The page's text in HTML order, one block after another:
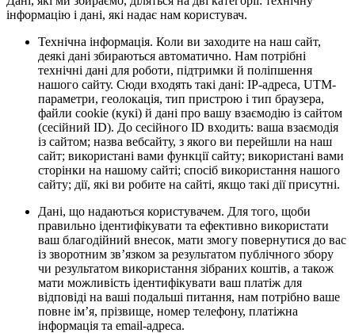
інформацію і дані, які надає нам користувач.
Технічна інформація. Коли ви заходите на наш сайт,
деякі дані збираються автоматично. Нам потрібні
технічні дані для роботи, підтримки й поліпшення
нашого сайту. Сюди входять такі дані: IP-адреса, UTM-
параметри, геолокація, тип пристрою і тип браузера,
файли cookie (кукі) й дані про вашу взаємодію із сайтом
(сесійний ID). До сесійного ID входить: ваша взаємодія
із сайтом; назва вебсайту, з якого ви перейшли на наш
сайт; використані вами функції сайту; використані вами
сторінки на нашому сайті; спосіб використання нашого
сайту; дії, які ви робите на сайті, якщо такі дії присутні.
Дані, що надаються користувачем. Для того, щоби
правильно ідентифікувати та ефективно використати
ваш благодійний внесок, мати змогу повернутися до вас
із зворотним зв’язком за результатом публічного збору
чи результатом використання зібраних коштів, а також
мати можливість ідентифікувати ваш платіж для
відповіді на ваші подальші питання, нам потрібно ваше
повне ім’я, прізвище, номер телефону, платіжна
інформація та email-адреса.